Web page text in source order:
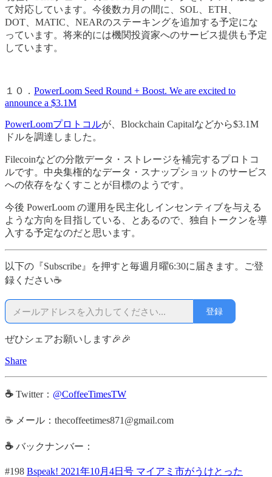
て対応しています。今後数カ月の間に、SOL、ETH、
DOT、MATIC、NEARのステーキングを追加する予定にな
っています。将来的には機関投資家へのサービス提供も予定
しています。
１０． PowerLoom Seed Round + Boost. We are excited to
announce a $3.1M
PowerLoomプロトコルが、Blockchain Capitalなどから$3.1M
ドルを調達しました。
Filecoinなどの分散データ・ストレージを補完するプロトコ
ルです。中央集権的なデータ・スナップショットのサービス
への依存をなくすことが目標のようです。
今後 PowerLoom の運用を民主化しインセンティブを与える
ような方向を目指している、とあるので、独自トークンを導
入する予定なのだと思います。
以下の『Subscribe』を押すと毎週月曜6:30に届きます。ご登
録ください☕
登録
ぜひシェアお願いします🎉🎉
Share
☕ Twitter： @CoffeeTimesTW
☕ メール：thecoffeetimes871@gmail.com
☕ バックナンバー：
#198 Bspeak! 2021年10月4日号 マイアミ市がうけとった